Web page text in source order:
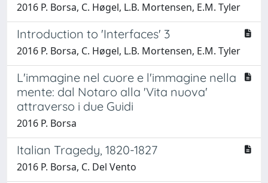
2016 P. Borsa, C. Høgel, L.B. Mortensen, E.M. Tyler
Introduction to 'Interfaces' 3
2016 P. Borsa, C. Høgel, L.B. Mortensen, E.M. Tyler
L'immagine nel cuore e l'immagine nella
mente: dal Notaro alla 'Vita nuova'
attraverso i due Guidi
2016 P. Borsa
Italian Tragedy, 1820-1827
2016 P. Borsa, C. Del Vento